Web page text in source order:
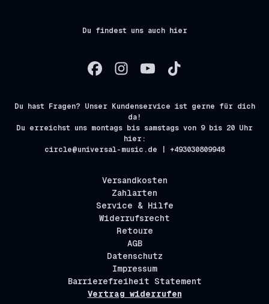
Du findest uns auch hier
Du hast Fragen? Unser Kundenservice ist gerne für dich
da!
Du erreichst uns montags bis samstags von 9 bis 20 Uhr
hier:
circle@universal-music.de | +493030809948
Versandkosten
Zahlarten
Service & Hilfe
Widerrufsrecht
Retoure
AGB
Datenschutz
Impressum
Barrierefreiheit Statement
Vertrag widerrufen